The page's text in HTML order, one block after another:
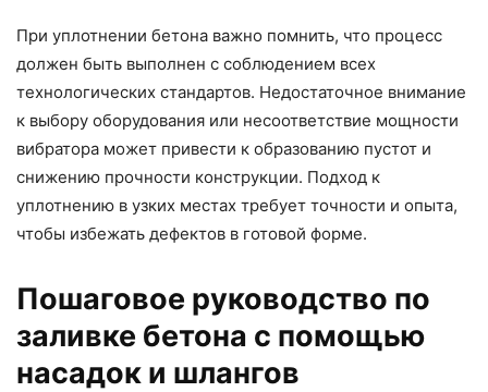
При уплотнении бетона важно помнить, что процесс
должен быть выполнен с соблюдением всех
технологических стандартов. Недостаточное внимание
к выбору оборудования или несоответствие мощности
вибратора может привести к образованию пустот и
снижению прочности конструкции. Подход к
уплотнению в узких местах требует точности и опыта,
чтобы избежать дефектов в готовой форме.
Пошаговое руководство по
заливке бетона с помощью
насадок и шлангов